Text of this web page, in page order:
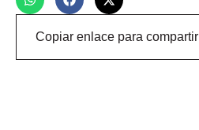
Copiar enlace para compartir